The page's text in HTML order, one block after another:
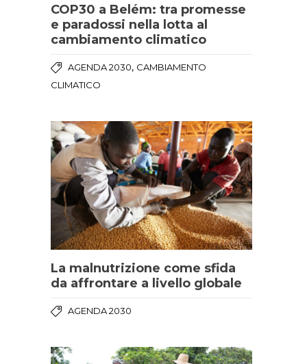
COP30 a Belém: tra promesse
e paradossi nella lotta al
cambiamento climatico
AGENDA 2030, CAMBIAMENTO
CLIMATICO
La malnutrizione come sfida
da affrontare a livello globale
AGENDA 2030